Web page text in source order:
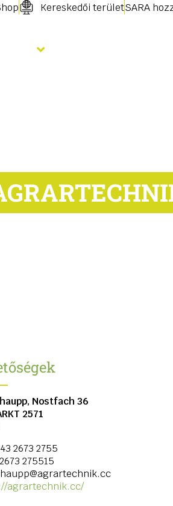
Kereskedői területSARA
Nostfach 36
2571
2673 2755
275515
agrartechnik.cc/